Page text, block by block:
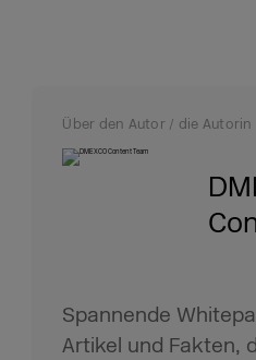
Über den Autor / die Autorin
Spannende
Artikel und Fakten,